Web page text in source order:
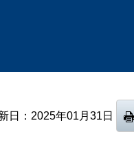
日 2025年01月31日